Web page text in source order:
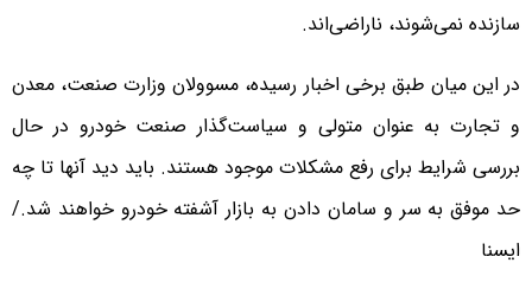
سازنده نمی‌شوند، ناراضی‌اند.
در این میان طبق برخی اخبار رسیده، مسوولان وزارت صنعت، معدن
و تجارت به عنوان متولی و سیاست‌گذار صنعت خودرو در حال
بررسی شرایط برای رفع مشکلات موجود هستند. باید دید آنها تا چه
حد موفق به سر و سامان دادن به بازار آشفته خودرو خواهند شد./
ایسنا